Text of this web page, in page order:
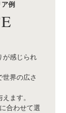
例
が感じられ
界の広さ
ます。
合わせて選